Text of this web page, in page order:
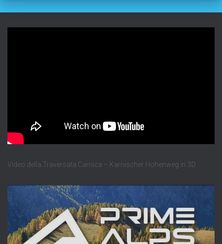
Video della Traversata Carnica – Karnischer Hohenweg in 3D